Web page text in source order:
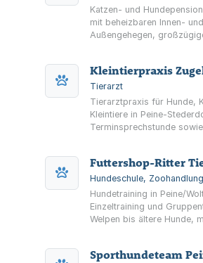
Katzen- und
mit beheizbaren Innen- und
Außengehegen,
Wunsch.
Kleintierpraxis
Tierarzt
Tierarztpraxis für Hunde,
Kleintiere in Peine-
Terminsprechstunde sowie
Chirurgie und
Hundeschule, Zoohandlung
Hundetraining in Peine/
Einzeltraining und
Welpen bis ältere Hunde,
Sozialisierung.
Sporthundeteam